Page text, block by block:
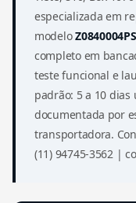
especializada em
modelo
completo em
teste funcional e
padrão: 5 a 10 dias
documentada por
transportadora.
(11) 94745-3562 |